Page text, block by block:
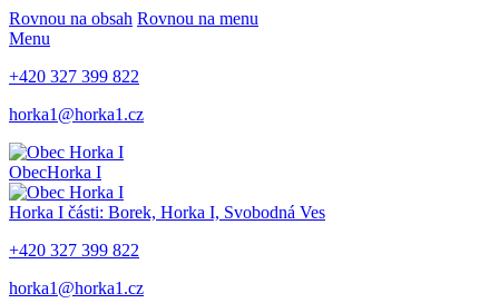
Rovnou na obsah Rovnou na menu
Menu
+420 327 399 822
horka1@horka1.cz
ObecHorka I
Horka I části: Borek, Horka I, Svobodná Ves
+420 327 399 822
horka1@horka1.cz